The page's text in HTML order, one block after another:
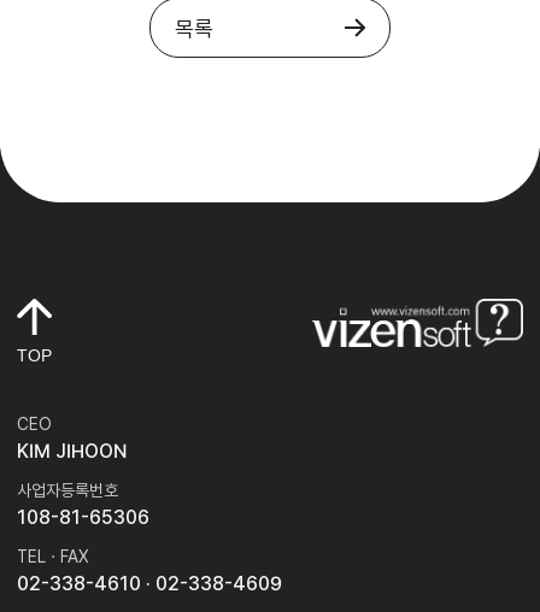
목록
TOP
CEO
KIM JIHOON
사업자등록번호
108-81-65306
TEL · FAX
02-338-4610 · 02-338-4609